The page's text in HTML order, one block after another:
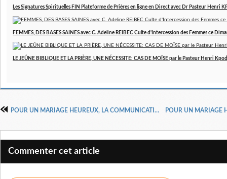
Les Signatures Spirituelles FIN Plateforme de Prières en ligne en Direct avec Dr Pasteur Henri
FEMMES, DES BASES SAINES avec C. Adeline REIBEC Culte d'Intercession des Femmes ce
LE JEÛNE BIBLIQUE ET LA PRIÈRE, UNE NÉCESSITE: CAS DE MOÏSE par le Pasteur Henri
POUR UN MARIAGE HEUREUX, LA COMMUNICATION DANS LE COUPLE CHRETIEN 10 DOCTEUR HENRI KPODAHI
Commenter cet article